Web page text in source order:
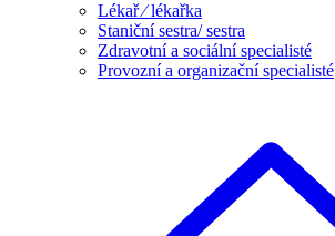
Lékař ⁄ lékařka
Staniční sestra/ sestra
Zdravotní a sociální specialisté
Provozní a organizační specialisté